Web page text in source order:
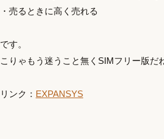
・売るときに高く売れる
です。
こりゃもう迷うこと無くSIMフリー版だ
リンク： EXPANSYS